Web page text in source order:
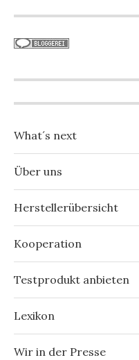
What´s next
Über uns
Herstellerübersicht
Kooperation
Testprodukt anbieten
Lexikon
Wir in der Presse